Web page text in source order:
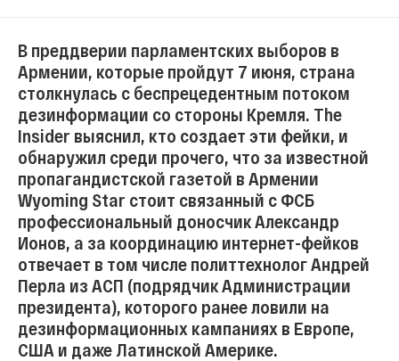
В преддверии парламентских выборов в
Армении, которые пройдут 7 июня, страна
столкнулась с беспрецедентным потоком
дезинформации со стороны Кремля. The
Insider выяснил, кто создает эти фейки, и
обнаружил среди прочего, что за известной
пропагандистской газетой в Армении
Wyoming Star стоит связанный с ФСБ
профессиональный доносчик Александр
Ионов, а за координацию интернет-фейков
отвечает в том числе политтехнолог Андрей
Перла из АСП (подрядчик Администрации
президента), которого ранее ловили на
дезинформационных кампаниях в Европе,
США и даже Латинской Америке.